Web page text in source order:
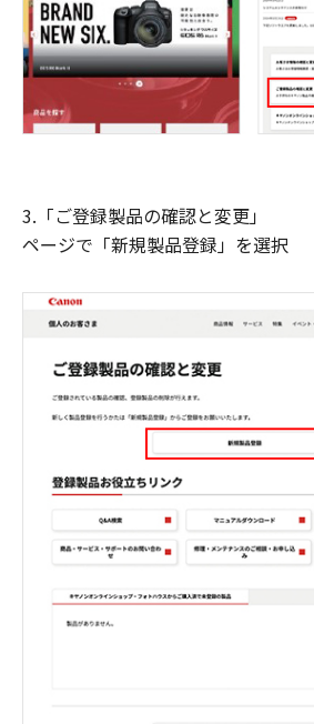
3.「ご登録製品の確認と変更」
ページで「新規製品登録」を選択